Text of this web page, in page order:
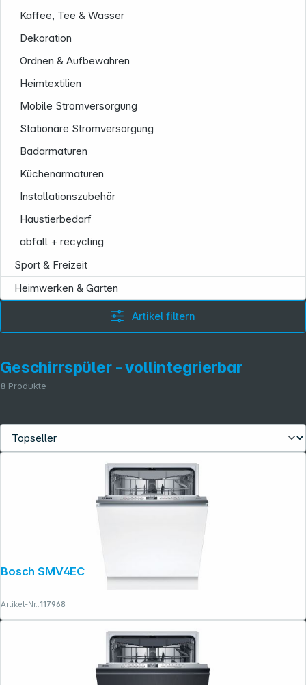
Kaffee, Tee & Wasser
Dekoration
Ordnen & Aufbewahren
Heimtextilien
Mobile Stromversorgung
Stationäre Stromversorgung
Badarmaturen
Küchenarmaturen
Installationszubehör
Haustierbedarf
abfall + recycling
Sport & Freizeit
Heimwerken & Garten
Artikel filtern
Geschirrspüler - vollintegrierbar
8 Produkte
Bosch SMV4ECX28E
Artikel-Nr.:117968
Folgen Sie uns auf